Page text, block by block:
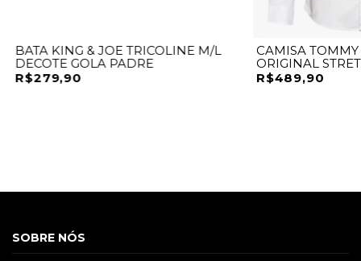
BATA KING & JOE TRICOLINE M/L
DECOTE GOLA PADRE
R$279,90
CAMISA TOMMY
ORIGINAL
R$489,90
SOBRE NÓS